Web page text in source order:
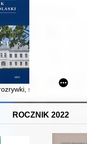
sporty oraz
ROCZNIK 2022